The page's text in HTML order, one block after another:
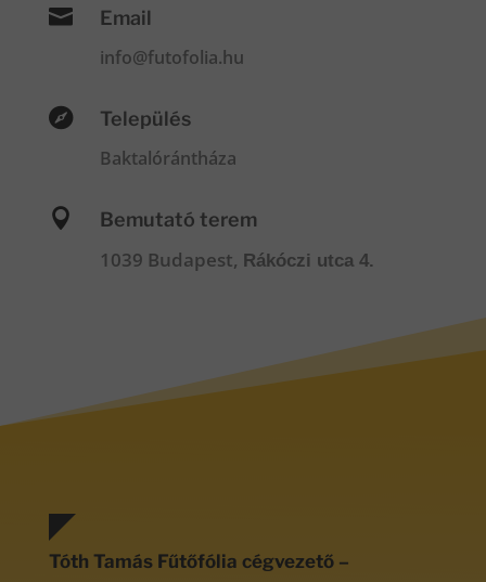
 Email
info@futofolia.hu
 Település
Baktalórántháza
 Bemutató terem
1039 Budapest, Rákóczi utca 4.
Tóth Tamás Fűtőfólia cégvezető –